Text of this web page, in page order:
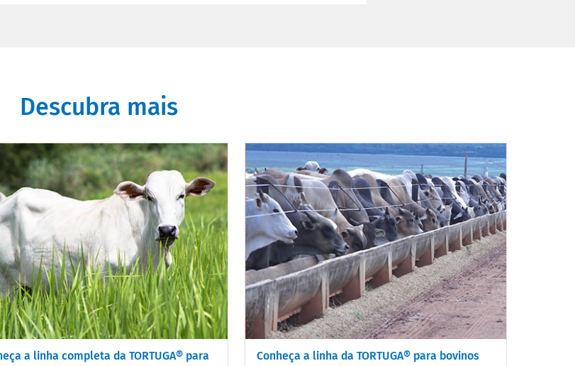
Descubra mais
a linha completa da TORTUGA® para
Conheça a linha da TORTUGA® para bovinos